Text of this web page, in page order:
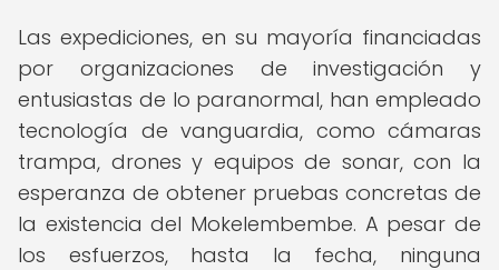
Las expediciones, en su mayoría financiadas
por organizaciones de investigación y
entusiastas de lo paranormal, han empleado
tecnología de vanguardia, como cámaras
trampa, drones y equipos de sonar, con la
esperanza de obtener pruebas concretas de
la existencia del Mokelembembe. A pesar de
los esfuerzos, hasta la fecha, ninguna